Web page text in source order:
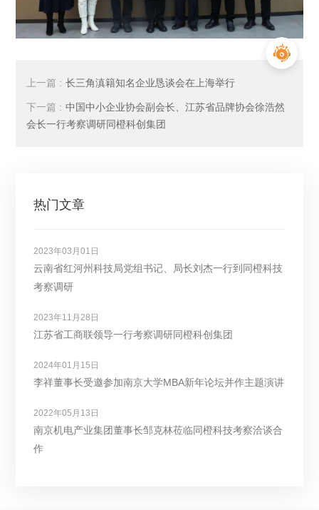
上一篇 : 长三角滇籍知名企业恳谈会在上海举行
下一篇 : 中国中小企业协会副会长、江苏省品牌协会徐浩然
会长一行考察调研同橙科创集团
热门文章
2023年03月01日
云南省红河州科技局党组书记、局长刘杰一行到同橙科技
考察调研
2023年11月28日
江苏省工商联领导一行考察调研同橙科创集团
2024年01月15日
李祥董事长受邀参加南京大学MBA新年论坛并作主题演讲
2022年05月13日
南京机电产业集团董事长邹克林莅临同橙科技考察洽谈合
作